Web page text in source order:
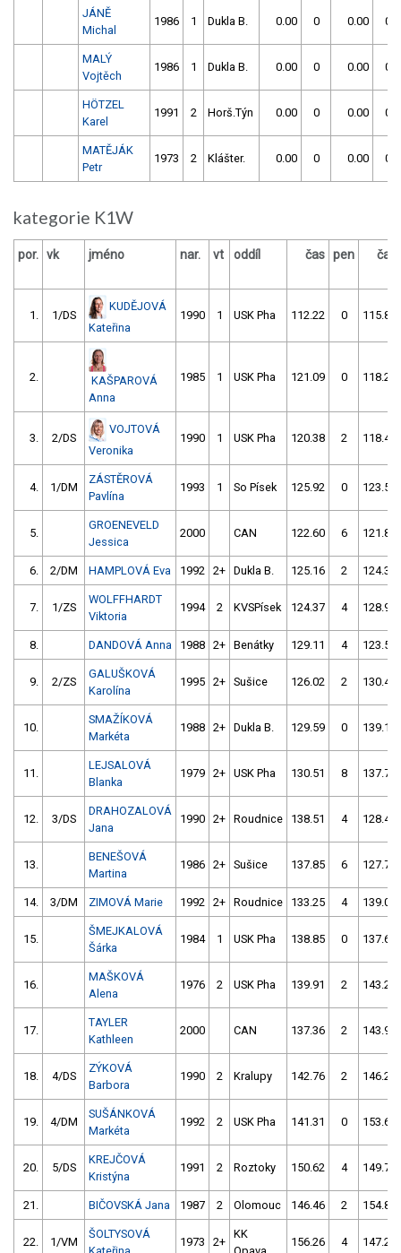
JÁNĚ
Michal
1986 1 Dukla B. 0.00 0 0.00 0
MALÝ
Vojtěch
1986 1 Dukla B. 0.00 0 0.00 0
HÖTZEL
Karel
1991 2 Horš.Týn 0.00 0 0.00 0
MATĚJÁK
Petr
1973 2 Klášter. 0.00 0 0.00 0
kategorie K1W
por. vk jméno nar. vt oddíl čas pen čas
1. 1/DS
KUDĚJOVÁ
Kateřina
1990 1 USK Pha 112.22 0 115.84
2.
KAŠPAROVÁ
Anna
1985 1 USK Pha 121.09 0 118.24
3. 2/DS
VOJTOVÁ
Veronika
1990 1 USK Pha 120.38 2 118.42
4. 1/DM
ZÁSTĚROVÁ
Pavlína
1993 1 So Písek 125.92 0 123.52
5.
GROENEVELD
Jessica
2000 CAN 122.60 6 121.88
6. 2/DM HAMPLOVÁ Eva 1992 2+ Dukla B. 125.16 2 124.33
7. 1/ZS
WOLFFHARDT
Viktoria
1994 2 KVSPísek 124.37 4 128.98
8. DANDOVÁ Anna 1988 2+ Benátky 129.11 4 123.55
9. 2/ZS
GALUŠKOVÁ
Karolína
1995 2+ Sušice 126.02 2 130.44
10.
SMAŽÍKOVÁ
Markéta
1988 2+ Dukla B. 129.59 0 139.14
11.
LEJSALOVÁ
Blanka
1979 2+ USK Pha 130.51 8 137.75
12. 3/DS
DRAHOZALOVÁ
Jana
1990 2+ Roudnice 138.51 4 128.40
13.
BENEŠOVÁ
Martina
1986 2+ Sušice 137.85 6 127.70
14. 3/DM ZIMOVÁ Marie 1992 2+ Roudnice 133.25 4 139.05
15.
ŠMEJKALOVÁ
Šárka
1984 1 USK Pha 138.85 0 137.63
16.
MAŠKOVÁ
Alena
1976 2 USK Pha 139.91 2 143.21
17.
TAYLER
Kathleen
2000 CAN 137.36 2 143.92
18. 4/DS
ZÝKOVÁ
Barbora
1990 2 Kralupy 142.76 2 146.21
19. 4/DM
SUŠÁNKOVÁ
Markéta
1992 2 USK Pha 141.31 0 153.62
20. 5/DS
KREJČOVÁ
Kristýna
1991 2 Roztoky 150.62 4 149.79
21. BIČOVSKÁ Jana 1987 2 Olomouc 146.46 2 154.83
22. 1/VM
ŠOLTYSOVÁ
1973 2+
KK
156.26 4 147.23